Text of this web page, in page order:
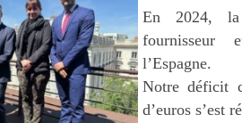
En 2024,
l’Espagne.
Notre déficit
d’euros s’est